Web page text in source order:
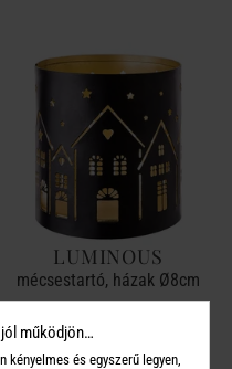
LUMINOUS
mécsestartó, házak Ø8cm
1 990 Ft
működjön…
és egyszerű legyen,